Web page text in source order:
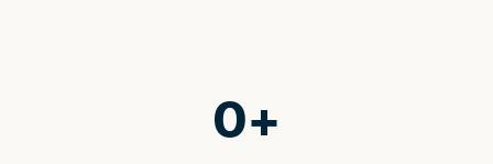
0+